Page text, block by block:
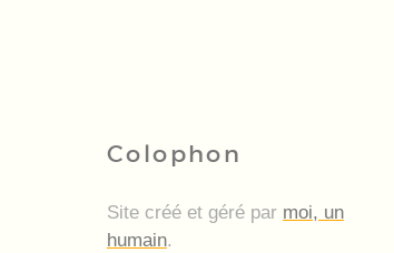
Colophon
Site créé et géré par moi, un
humain.